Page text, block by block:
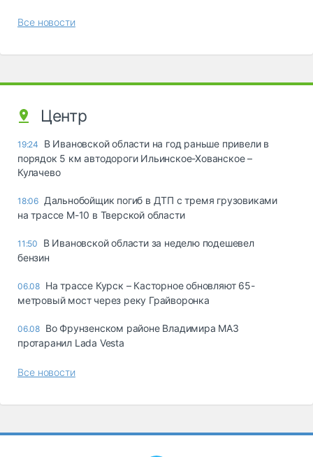
Все новости
Центр
19:24
В Ивановской области на год раньше привели в
порядок 5 км автодороги Ильинское-Хованское –
Кулачево
18:06 Дальнобойщик погиб в ДТП с тремя грузовиками
на трассе М-10 в Тверской области
11:50
В Ивановской области за неделю подешевел
бензин
06.08 На трассе Курск – Касторное обновляют 65-
метровый мост через реку Грайворонка
06.08 Во Фрунзенском районе Владимира МАЗ
протаранил Lada Vesta
Все новости